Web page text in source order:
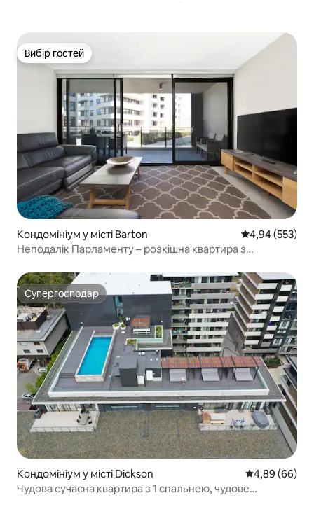
Вибір гостей
Вибір гостей
Кондомініум у місті Barton Середня
4,94 (553)
Неподалік Парламенту – розкішна квартира з
Супергосподар
Супергосподар
Кондомініум у місті Dickson Середня
4,89 (66)
Чудова сучасна квартира з 1 спальнею, чудове